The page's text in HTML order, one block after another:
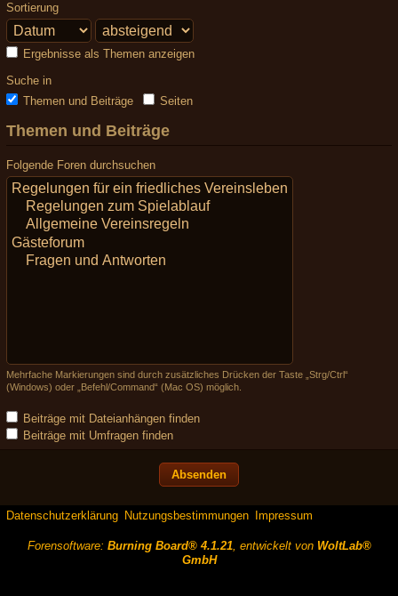
Sortierung
Ergebnisse als Themen anzeigen
Suche in
Themen und Beiträge
Seiten
Themen und Beiträge
Folgende Foren durchsuchen
Mehrfache Markierungen sind durch zusätzliches Drücken der Taste „Strg/Ctrl“
(Windows) oder „Befehl/Command“ (Mac OS) möglich.
Beiträge mit Dateianhängen finden
Beiträge mit Umfragen finden
Datenschutzerklärung Nutzungsbestimmungen Impressum
Forensoftware: Burning Board® 4.1.21, entwickelt von WoltLab®
GmbH